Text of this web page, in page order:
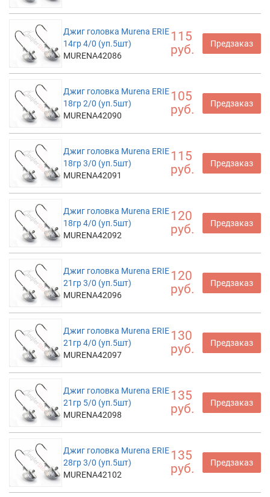
Джиг головка Murena ERIE
14гр 4/0 (уп.5шт)
MURENA42086
115
руб.
Предзаказ
Джиг головка Murena ERIE
18гр 2/0 (уп.5шт)
MURENA42090
105
руб.
Предзаказ
Джиг головка Murena ERIE
18гр 3/0 (уп.5шт)
MURENA42091
115
руб.
Предзаказ
Джиг головка Murena ERIE
18гр 4/0 (уп.5шт)
MURENA42092
120
руб.
Предзаказ
Джиг головка Murena ERIE
21гр 3/0 (уп.5шт)
MURENA42096
120
руб.
Предзаказ
Джиг головка Murena ERIE
21гр 4/0 (уп.5шт)
MURENA42097
130
руб.
Предзаказ
Джиг головка Murena ERIE
21гр 5/0 (уп.5шт)
MURENA42098
135
руб.
Предзаказ
Джиг головка Murena ERIE
28гр 3/0 (уп.5шт)
MURENA42102
135
руб.
Предзаказ